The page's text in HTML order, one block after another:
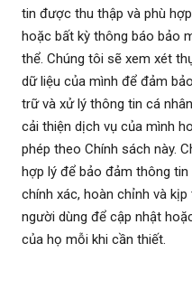
tin được thu thập và phù
hoặc bất kỳ thông báo bảo
thể. Chúng tôi sẽ xem xét
dữ liệu của mình để đảm
trữ và xử lý thông tin cá
cải thiện dịch vụ của mình
phép theo Chính sách này.
hợp lý để bảo đảm thông
chính xác, hoàn chỉnh và
người dùng để cập nhật
của họ mỗi khi cần thiết.